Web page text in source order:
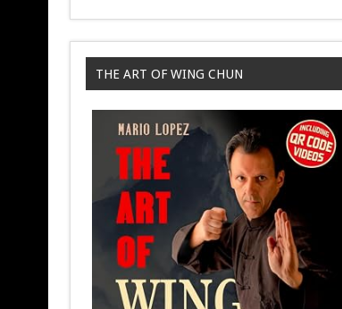
THE ART OF WING CHUN